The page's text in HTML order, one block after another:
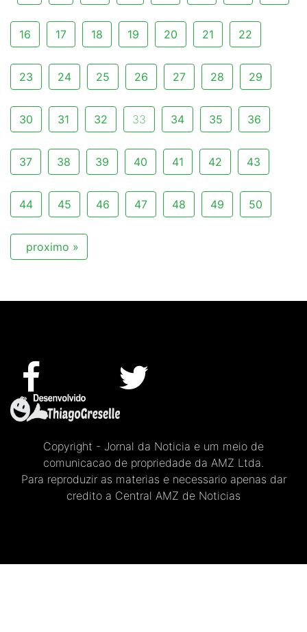
16 17 18 19 20 21 22
23 24 25 26 27 28 29
30 31 32 33 34 35 36
37 38 39 40 41 42 43
44 45 46 47 48 49 50
proximo »
Copyright - Jornal da Noticia e um meio de
comunicacao de propriedade da AMZ Ltda.
Para reproduzir as materias e necessario apenas dar
credito a Central AMZ de Noticias